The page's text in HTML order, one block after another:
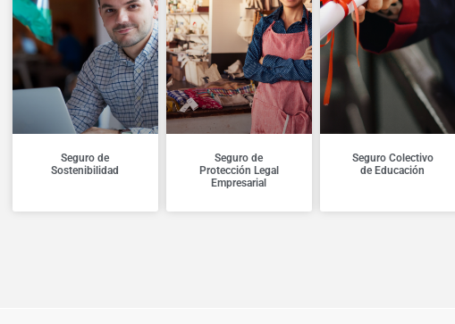
Seguro de
Sostenibilidad
Seguro de
Protección Legal
Empresarial
Seguro Colectivo
de Educación